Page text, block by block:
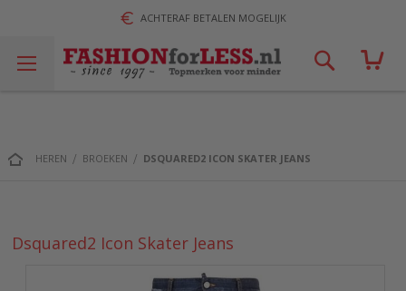
ACHTERAF BETALEN MOGELIJK
HEREN BROEKEN DSQUARED2 ICON SKATER JEANS
Dsquared2 Icon Skater Jeans